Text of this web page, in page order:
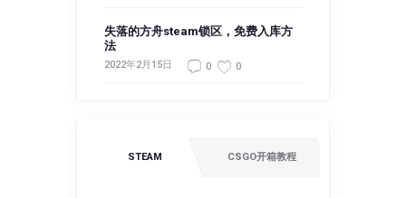
失落的方舟steam锁区，免费入库方
法
2022年2月15日 0 0
STEAM CSGO开箱教程